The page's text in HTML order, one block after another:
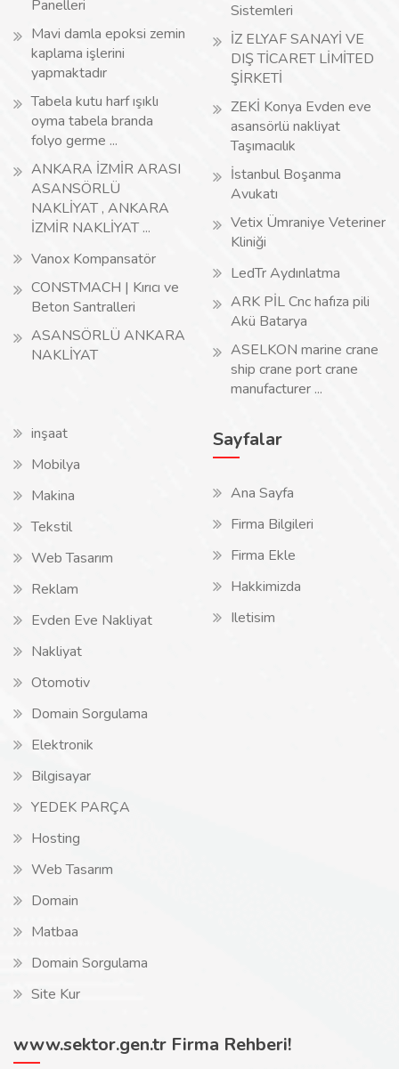
Panelleri
Mavi damla epoksi zemin
kaplama işlerini
yapmaktadır
Tabela kutu harf ışıklı
oyma tabela branda
folyo germe ...
ANKARA İZMİR ARASI
ASANSÖRLÜ
NAKLİYAT , ANKARA
İZMİR NAKLİYAT ...
Vanox Kompansatör
CONSTMACH | Kırıcı ve
Beton Santralleri
ASANSÖRLÜ ANKARA
NAKLİYAT
Sistemleri
İZ ELYAF SANAYİ VE
DIŞ TİCARET LİMİTED
ŞİRKETİ
ZEKİ Konya Evden eve
asansörlü nakliyat
Taşımacılık
İstanbul Boşanma
Avukatı
Vetix Ümraniye Veteriner
Kliniği
LedTr Aydınlatma
ARK PİL Cnc hafıza pili
Akü Batarya
ASELKON marine crane
ship crane port crane
manufacturer ...
inşaat
Mobilya
Makina
Tekstil
Web Tasarım
Reklam
Evden Eve Nakliyat
Nakliyat
Otomotiv
Domain Sorgulama
Elektronik
Bilgisayar
YEDEK PARÇA
Hosting
Web Tasarım
Domain
Matbaa
Domain Sorgulama
Site Kur
Sayfalar
Ana Sayfa
Firma Bilgileri
Firma Ekle
Hakkimizda
Iletisim
www.sektor.gen.tr Firma Rehberi!